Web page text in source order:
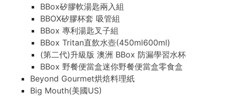
BBox矽膠軟湯匙兩入組
BBOX矽膠杯套 吸管組
BBox 專利湯匙叉子組
BBox Tritan直飲水壺(450ml600ml)
(第二代)升級版 澳洲 BBox 防漏學習水杯
BBox 野餐便當盒迷你野餐便當盒零食盒
Beyond Gourmet烘焙料理紙
Big Mouth(美國US)